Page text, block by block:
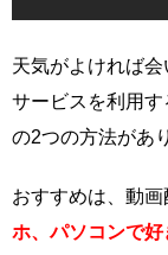
天気がよければ
サービスを利用す
の2つの方法があ
おすすめは、動画
ホ、パソコンで